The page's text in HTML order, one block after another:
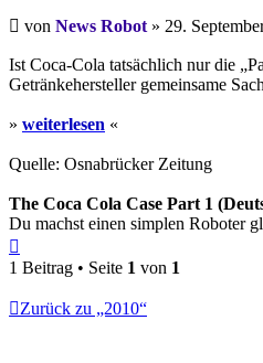
Beitrag
von News Robot » 29.
Ist Coca-Cola tatsächlich nur die
Getränkehersteller gemeinsame
» weiterlesen «
Quelle: Osnabrücker Zeitung
The Coca Cola Case Part 1
Du machst einen simplen Roboter
oben
1 Beitrag • Seite 1 von 1
Zurück zu „2010“